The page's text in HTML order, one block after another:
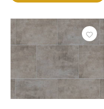
Trittschall integriert
Verlegeart